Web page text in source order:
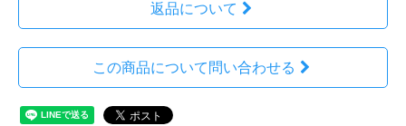
返品について
この商品について問い合わせる